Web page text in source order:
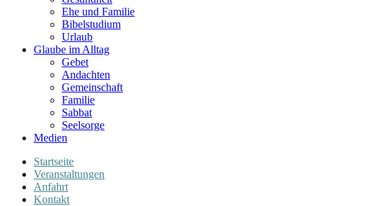
Ehe und Familie
Bibelstudium
Urlaub
Glaube im Alltag
Gebet
Andachten
Gemeinschaft
Familie
Sabbat
Seelsorge
Medien
Startseite
Veranstaltungen
Anfahrt
Kontakt